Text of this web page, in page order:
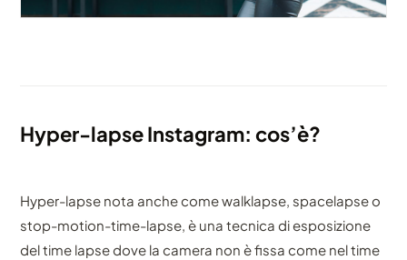
Hyper-lapse Instagram: cos’è?
Hyper-lapse nota anche come walklapse, spacelapse o
stop-motion-time-lapse, è una tecnica di esposizione
del time lapse dove la camera non è fissa come nel time